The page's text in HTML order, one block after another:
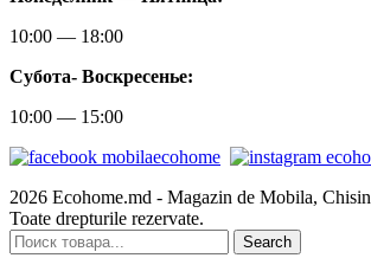
10:00 — 18:00
Субота- Воскресенье:
10:00 — 15:00
2026 Ecohome.md - Magazin de Mobila,
Toate drepturile rezervate.
Search